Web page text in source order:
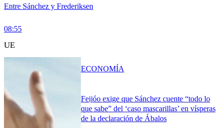
Entre Sánchez y Frederiksen
08:55
UE
Feijóo exige que Sánchez cuente “todo lo
que sabe” del ‘caso mascarillas’ en vísperas
de la declaración de Ábalos
ECONOMÍA